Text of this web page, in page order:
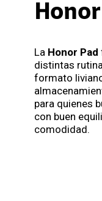
La Honor Pad
distintas
formato
para quienes
con buen
comodidad.